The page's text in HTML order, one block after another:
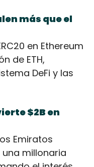
más que el
en Ethereum
de ETH,
DeFi y las
$2B en
Emiratos
millonaria